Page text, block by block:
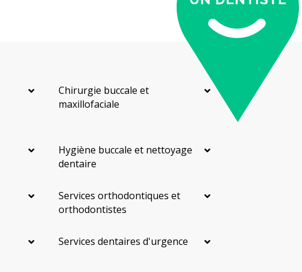
Chirurgie buccale et
maxillofaciale
Hygiène buccale et nettoyage
dentaire
Services orthodontiques et
orthodontistes
Services dentaires d'urgence